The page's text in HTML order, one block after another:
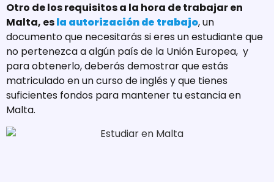
Otro de los requisitos a la hora de trabajar en
Malta, esla autorización de trabajo, un
documento que necesitarás si eres un estudiante que
no pertenezca a algún país de la Unión Europea, y
para obtenerlo, deberás demostrar que estás
matriculado en un curso de inglés y que tienes
suficientes fondos para mantener tu estancia en
Malta.